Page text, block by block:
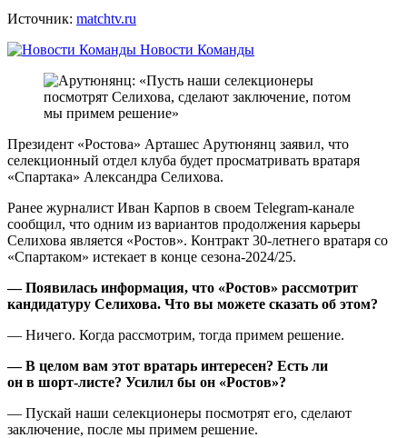
Источник: matchtv.ru
Новости Команды
Президент «Ростова» Арташес Арутюнянц заявил, что
селекционный отдел клуба будет просматривать вратаря
«Спартака» Александра Селихова.
Ранее журналист Иван Карпов в своем Telegram‑канале
сообщил, что одним из вариантов продолжения карьеры
Селихова является «Ростов». Контракт 30‑летнего вратаря со
«Спартаком» истекает в конце сезона‑2024/25.
— Появилась информация, что «Ростов» рассмотрит
кандидатуру Селихова. Что вы можете сказать об этом?
— Ничего. Когда рассмотрим, тогда примем решение.
— В целом вам этот вратарь интересен? Есть ли
он в шорт‑листе? Усилил бы он «Ростов»?
— Пускай наши селекционеры посмотрят его, сделают
заключение, после мы примем решение.